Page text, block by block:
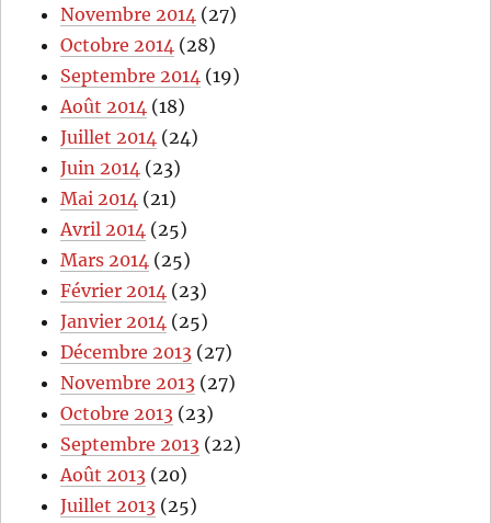
Novembre 2014 (27)
Octobre 2014 (28)
Septembre 2014 (19)
Août 2014 (18)
Juillet 2014 (24)
Juin 2014 (23)
Mai 2014 (21)
Avril 2014 (25)
Mars 2014 (25)
Février 2014 (23)
Janvier 2014 (25)
Décembre 2013 (27)
Novembre 2013 (27)
Octobre 2013 (23)
Septembre 2013 (22)
Août 2013 (20)
Juillet 2013 (25)